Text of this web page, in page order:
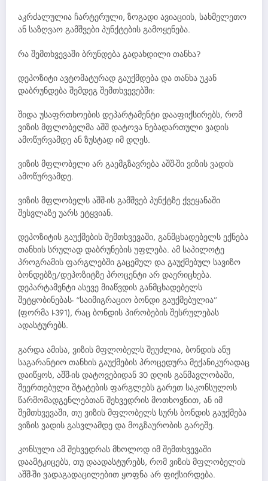
აკრძალულია ჩარტერული, ზოგადი ავიაციის, სახმელეთო
ან საზღვაო გამშვები პუნქტების გამოყენება.
რა შემთხვევაში ბრუნდება გადახდილი თანხა?
დეპოზიტი ავტომატურად გაუქმდება და თანხა უკან
დაბრუნდება შემდეგ შემთხვევებში:
შიდა უსაფრთხოების დეპარტამენტი დააფიქსირებს, რომ
ვიზის მფლობელმა აშშ დატოვა ნებადართული ვადის
ამოწურვამდე ან ზუსტად იმ დღეს.
ვიზის მფლობელი არ გაემგზავრება აშშ-ში ვიზის ვადის
ამოწურვამდე.
ვიზის მფლობელს აშშ-ის გამშვებ პუნქტზე ქვეყანაში
შესვლაზე უარს ეტყვიან.
დეპოზიტის გაუქმების შემთხვევაში, განმცხადებელს ექნება
თანხის სრულად დაბრუნების უფლება. ამ საპილოტე
პროგრამის ფარგლებში გაცემულ და გაუქმებულ სავიზო
ბონდებზე/დეპოზიტზე პროცენტი არ დაერიცხება.
დეპარტამენტი ასევე მიაწვდის განმცხადებელს
შეტყობინებას- “საიმიგრაციო ბონდი გაუქმებულია”
(ფორმა I-391), რაც ბონდის პირობების შესრულებას
ადასტურებს.
გარდა ამისა, ვიზის მფლობელს შეუძლია, ბონდის ანუ
საგარანტიო თანხის გაუქმების პროცედურა მექანიკურადაც
დაიწყოს, აშშ-ის დატოვებიდან 30 დღის განმავლობაში,
შეერთებული შტატების ფარგლებს გარეთ საკონსულოს
წარმომადგენლებთან შეხვედრის მოთხოვნით, ან იმ
შემთხვევაში, თუ ვიზის მფლობელს სურს ბონდის გაუქმება
ვიზის ვადის გასვლამდე და მოგზაურობის გარეშე.
კონსული ამ შეხვედრას მხოლოდ იმ შემთხვევაში
დაამტკიცებს, თუ დაადასტურებს, რომ ვიზის მფლობელის
აშშ-ში ვადაგადაცილებით ყოფნა არ ფიქსირდება.